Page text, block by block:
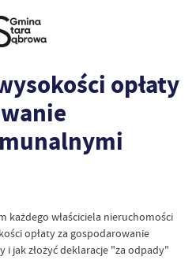
opłaty
każdego właściciela nieruchomości
opłaty za gospodarowanie
jak złożyć deklaracje "za odpady"